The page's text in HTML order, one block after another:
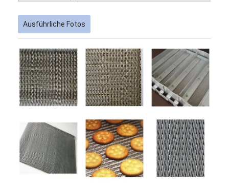
Startseite
Produkte
Über uns
Ausführliche Fotos